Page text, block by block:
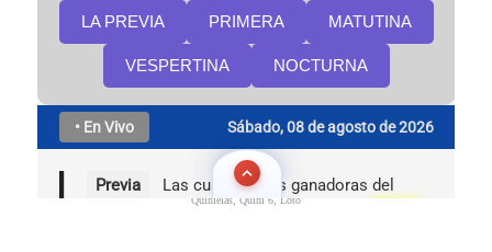
Quinielas, Quini 6, Loto